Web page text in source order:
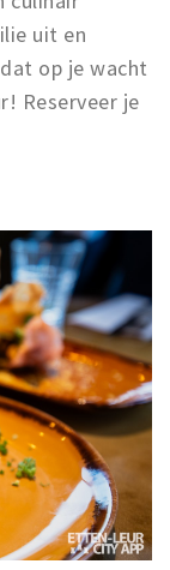
uit en
op je wacht
Reserveer je